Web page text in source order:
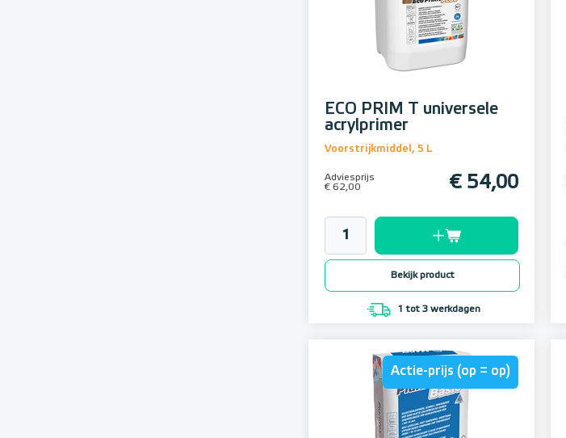
ECO PRIM T universele
acrylprimer
Voorstrijkmiddel, 5 L
Adviesprijs
€ 62,00
€ 54,00
Bekijk product
1 tot 3 werkdagen
Actie-prijs (op = op)